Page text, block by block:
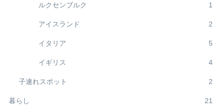
ルクセンブルク 1
アイスランド 2
イタリア 5
イギリス 4
子連れスポット 2
暮らし 21